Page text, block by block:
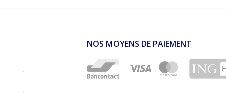
NOS MOYENS DE PAIEMENT